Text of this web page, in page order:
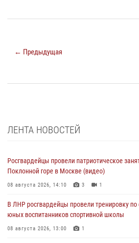
← Предыдущая
ЛЕНТА НОВОСТЕЙ
Росгвардейцы провели патриотическое
Поклонной горе в Москве (видео)
08 августа 2026, 14:10 3 1
В ЛНР росгвардейцы провели тренировку
юных воспитанников спортивной школы
08 августа 2026, 13:00 1